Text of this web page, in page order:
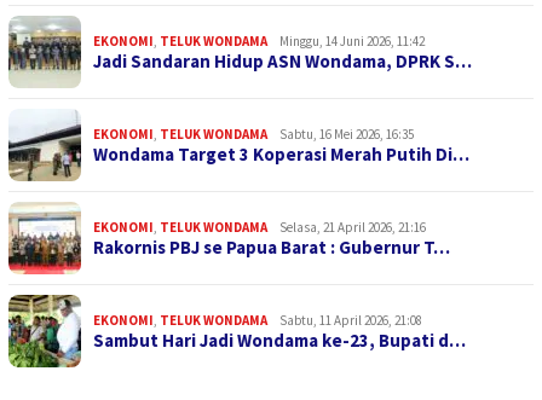
EKONOMI, TELUK WONDAMA Minggu, 14 Juni 2026, 11:42
Jadi Sandaran Hidup ASN Wondama, DPRK S…
EKONOMI, TELUK WONDAMA Sabtu, 16 Mei 2026, 16:35
Wondama Target 3 Koperasi Merah Putih Di…
EKONOMI, TELUK WONDAMA Selasa, 21 April 2026, 21:16
Rakornis PBJ se Papua Barat : Gubernur T…
EKONOMI, TELUK WONDAMA Sabtu, 11 April 2026, 21:08
Sambut Hari Jadi Wondama ke-23, Bupati d…